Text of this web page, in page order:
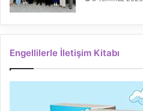
Engellilerle İletişim Kitabı